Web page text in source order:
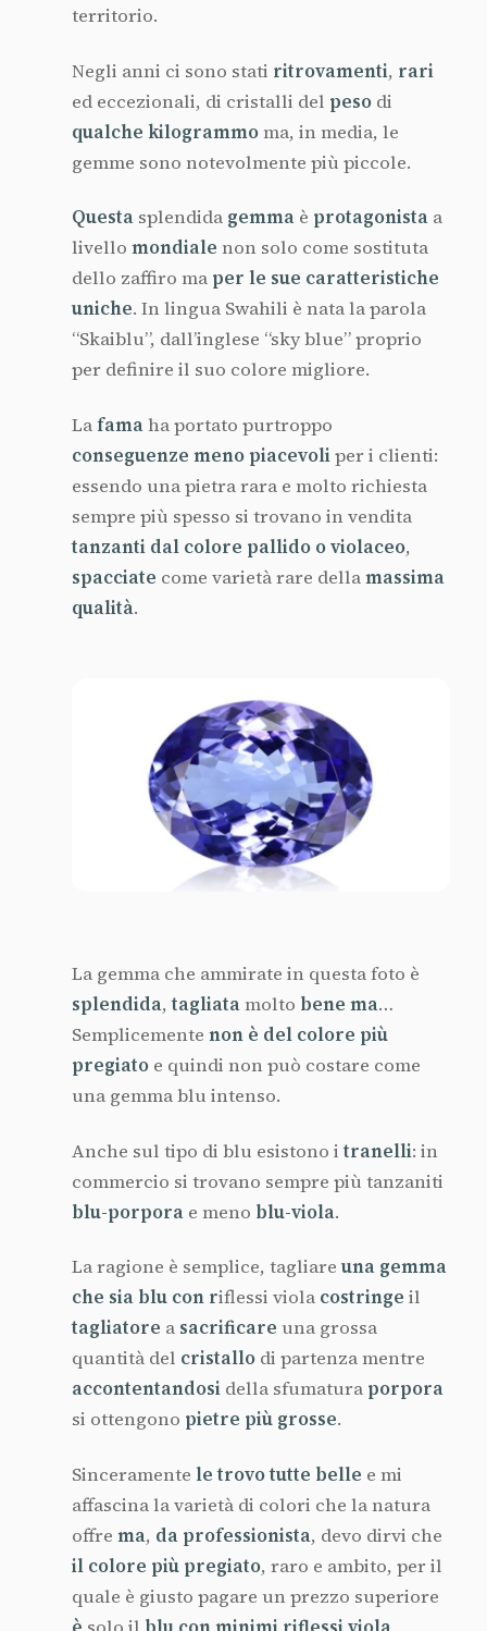
territorio.
Negli anni ci sono stati ritrovamenti, rari
ed eccezionali, di cristalli del peso di
qualche kilogrammoma, in media, le
gemme sono notevolmente più piccole.
Questasplendida gemma è protagonista a
livello mondiale non solo come sostituta
dello zaffiro ma per le sue caratteristiche
uniche. In lingua Swahili è nata la parola
“Skaiblu”, dall’inglese “sky blue” proprio
per definire il suo colore migliore.
Lafamaha portato purtroppo
conseguenze meno piacevoliper i clienti:
essendo una pietra rara e molto richiesta
sempre più spesso si trovano in vendita
tanzanti dal colore pallido o violaceo,
spacciate come varietà rare dellamassima
qualità.
La gemma che ammirate in questa foto è
splendida,tagliatamolto bene ma…
Semplicemente non è del colore più
pregiatoe quindi non può costare come
una gemma blu intenso.
Anche sul tipo di blu esistono itranelli: in
commercio si trovano sempre più tanzaniti
blu-porporae meno blu-viola.
La ragione è semplice, tagliare una gemma
che sia blu con riflessi viola costringe il
tagliatore a sacrificare una grossa
quantità del cristallodi partenza mentre
accontentandosidella sfumatura porpora
si ottengono pietre più grosse.
Sinceramente le trovo tutte belle e mi
affascina la varietà di colori che la natura
offre ma, da professionista, devo dirvi che
il colore più pregiato, raro e ambito, per il
quale è giusto pagare un prezzo superiore